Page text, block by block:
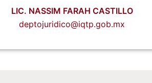
LIC. NASSIM FARAH CASTILLO
deptojuridico@iqtp.gob.mx